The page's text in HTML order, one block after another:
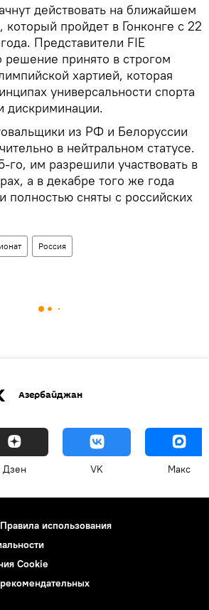
действовать на ближайшем
пройдет в Гонконге с 22
Представители FIE
решение принято в строгом
хартией, которая
универсальности спорта
дискриминации.
из РФ и Белоруссии
в нейтральном статусе.
го, им разрешили участвовать в
а в декабре того же года
полностью сняты с российских
Россия
Азербайджан
Дзен VK Макс
Правила использования
Cookie